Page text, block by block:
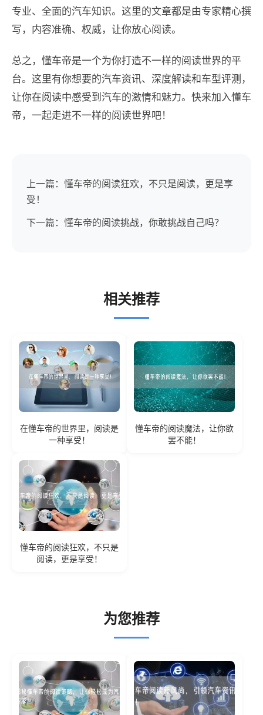
专业、全面的汽车知识。这里的文章都是由专家精心撰
写，内容准确、权威，让你放心阅读。
总之，懂车帝是一个为你打造不一样的阅读世界的平
台。这里有你想要的汽车资讯、深度解读和车型评测，
让你在阅读中感受到汽车的激情和魅力。快来加入懂车
帝，一起走进不一样的阅读世界吧！
上一篇：懂车帝的阅读狂欢，不只是阅读，更是享
受！
下一篇：懂车帝的阅读挑战，你敢挑战自己吗？
相关推荐
在懂车帝的世界里，阅读是
一种享受！
懂车帝的阅读魔法，让你欲
罢不能！
懂车帝的阅读狂欢，不只是
阅读，更是享受！
为您推荐